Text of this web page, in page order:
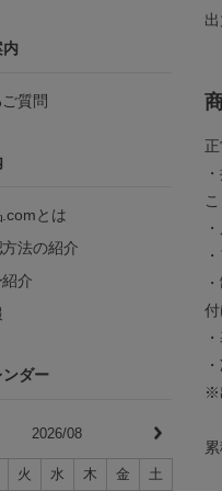
※
内
質問
とは
法の紹介
紹介
ダー
2026/08
火 水 木 金 土